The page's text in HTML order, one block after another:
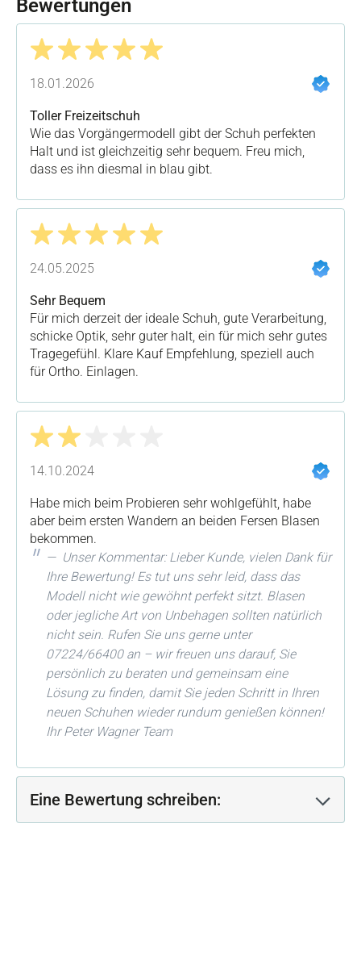
Bewertungen
18.01.2026
Toller Freizeitschuh
Wie das Vorgängermodell gibt der Schuh perfekten
Halt und ist gleichzeitig sehr bequem. Freu mich,
dass es ihn diesmal in blau gibt.
24.05.2025
Sehr Bequem
Für mich derzeit der ideale Schuh, gute Verarbeitung,
schicke Optik, sehr guter halt, ein für mich sehr gutes
Tragegefühl. Klare Kauf Empfehlung, speziell auch
für Ortho. Einlagen.
14.10.2024
Habe mich beim Probieren sehr wohlgefühlt, habe
aber beim ersten Wandern an beiden Fersen Blasen
bekommen.
Unser Kommentar: Lieber Kunde, vielen Dank für
Ihre Bewertung! Es tut uns sehr leid, dass das
Modell nicht wie gewöhnt perfekt sitzt. Blasen
oder jegliche Art von Unbehagen sollten natürlich
nicht sein. Rufen Sie uns gerne unter
07224/66400 an – wir freuen uns darauf, Sie
persönlich zu beraten und gemeinsam eine
Lösung zu finden, damit Sie jeden Schritt in Ihren
neuen Schuhen wieder rundum genießen können!
Ihr Peter Wagner Team
Eine Bewertung schreiben: